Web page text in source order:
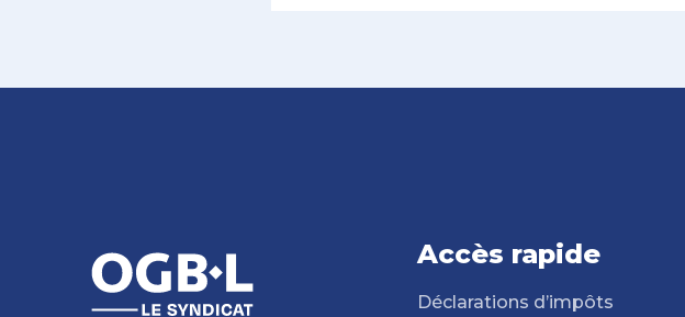
Accès rapide
Déclarations d’impôts